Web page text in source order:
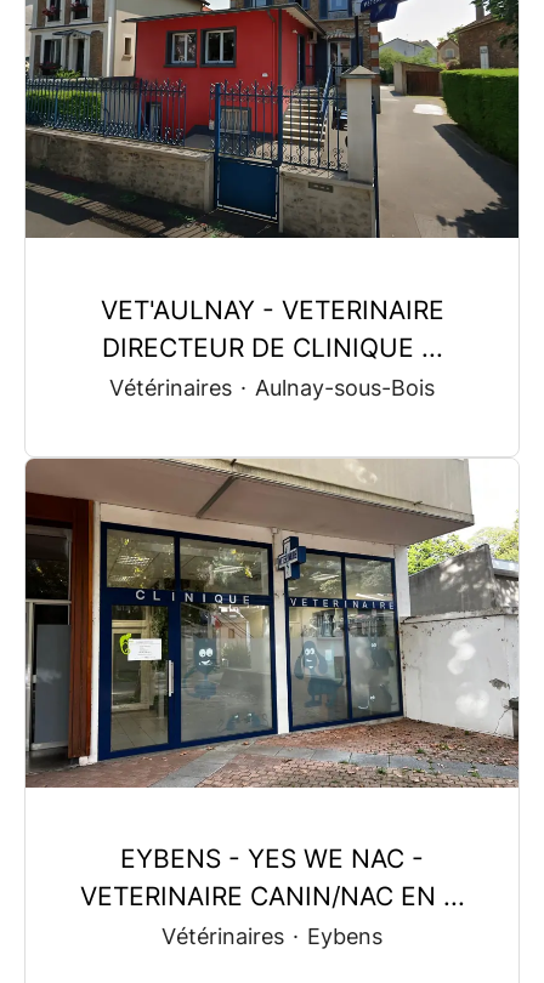
VET'AULNAY - VETERINAIRE
DIRECTEUR DE CLINIQUE ...
Vétérinaires · Aulnay-sous-Bois
EYBENS - YES WE NAC -
VETERINAIRE CANIN/NAC EN ...
Vétérinaires · Eybens